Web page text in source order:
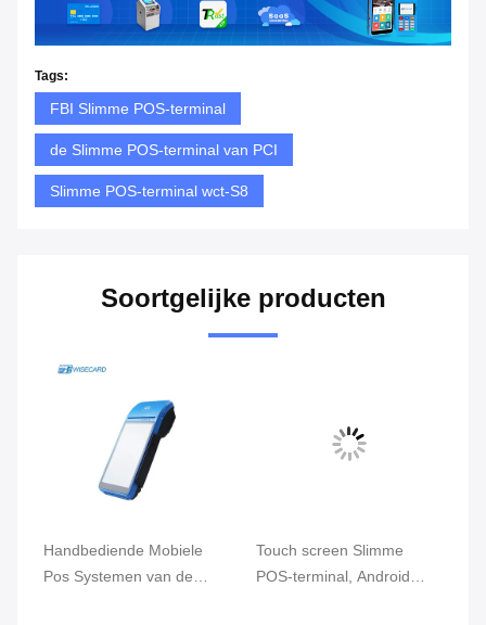
Tags:
FBI Slimme POS-terminal
de Slimme POS-terminal van PCI
Slimme POS-terminal wct-S8
Soortgelijke producten
Handbediende Mobiele
Pos Systemen van de
Touch screen Slimme
POS-terminal, Android